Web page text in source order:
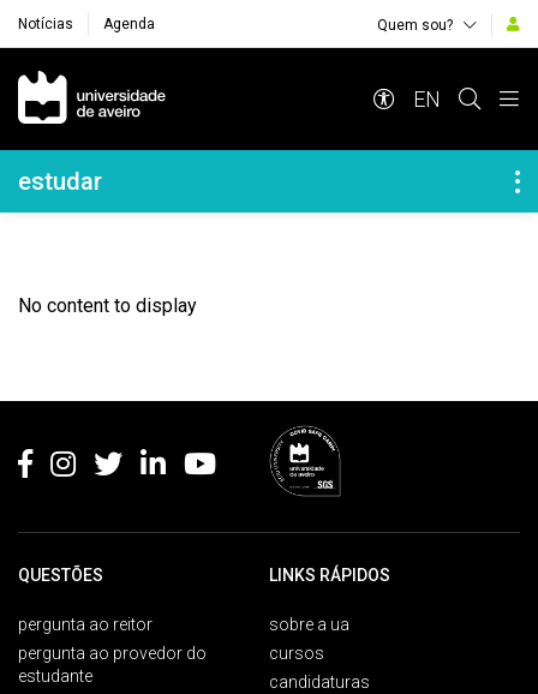
Notícias Agenda Quem sou?
Navegação Principal
EN
Navegação Lateral
estudar
No content to display
QUESTÕES
pergunta ao reitor
pergunta ao provedor do
estudante
LINKS RÁPIDOS
sobre a ua
cursos
candidaturas